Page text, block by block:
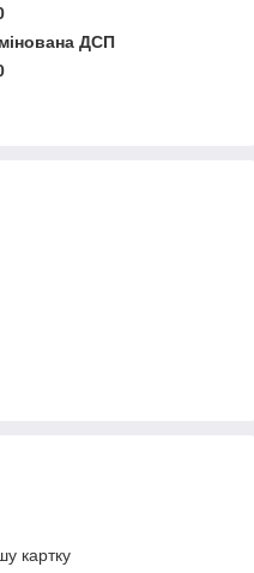
ДСП
картку